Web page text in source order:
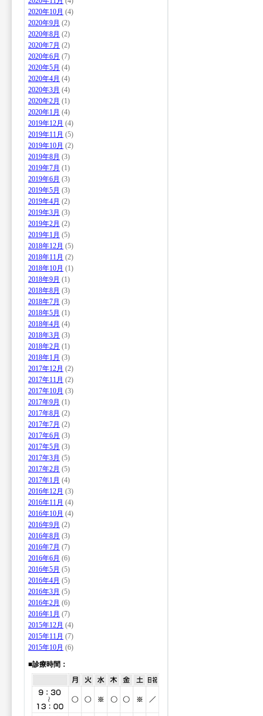
2020年10月 (4)
2020年9月 (2)
2020年8月 (2)
2020年7月 (2)
2020年6月 (7)
2020年5月 (4)
2020年4月 (4)
2020年3月 (4)
2020年2月 (1)
2020年1月 (4)
2019年12月 (4)
2019年11月 (5)
2019年10月 (2)
2019年8月 (3)
2019年7月 (1)
2019年6月 (3)
2019年5月 (3)
2019年4月 (2)
2019年3月 (3)
2019年2月 (2)
2019年1月 (5)
2018年12月 (5)
2018年11月 (2)
2018年10月 (1)
2018年9月 (1)
2018年8月 (3)
2018年7月 (3)
2018年5月 (1)
2018年4月 (4)
2018年3月 (3)
2018年2月 (1)
2018年1月 (3)
2017年12月 (2)
2017年11月 (2)
2017年10月 (3)
2017年9月 (1)
2017年8月 (2)
2017年7月 (2)
2017年6月 (3)
2017年5月 (3)
2017年3月 (5)
2017年2月 (5)
2017年1月 (4)
2016年12月 (3)
2016年11月 (4)
2016年10月 (4)
2016年9月 (2)
2016年8月 (3)
2016年7月 (7)
2016年6月 (6)
2016年5月 (5)
2016年4月 (5)
2016年3月 (5)
2016年2月 (6)
2016年1月 (7)
2015年12月 (4)
2015年11月 (7)
2015年10月 (6)
■診療時間：